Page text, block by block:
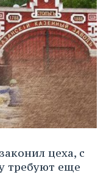
цеха, с
требуют еще